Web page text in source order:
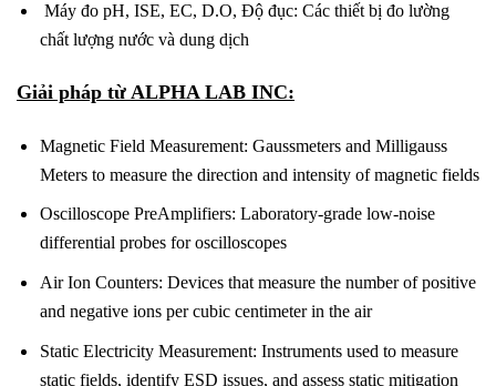
Máy đo pH, ISE, EC, D.O, Độ đục: Các thiết bị đo lường
chất lượng nước và dung dịch
Giải pháp từ ALPHA LAB INC:
Magnetic Field Measurement: Gaussmeters and Milligauss
Meters to measure the direction and intensity of magnetic fields
Oscilloscope PreAmplifiers: Laboratory-grade low-noise
differential probes for oscilloscopes
Air Ion Counters: Devices that measure the number of positive
and negative ions per cubic centimeter in the air
Static Electricity Measurement: Instruments used to measure
static fields, identify ESD issues, and assess static mitigation